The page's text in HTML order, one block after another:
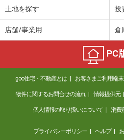
土地を探す 投
店舗/事業用 倉
PC
goo住宅・不動産とは お客さまご利用端
物件に関するお問合せの流れ 情報提供元
個人情報の取り扱いについて 消費
プライバシーポリシー ヘルプ